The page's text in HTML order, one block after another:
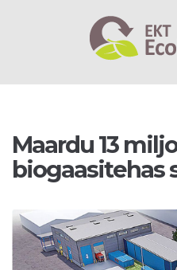
Maardu 13
biogaasitehas